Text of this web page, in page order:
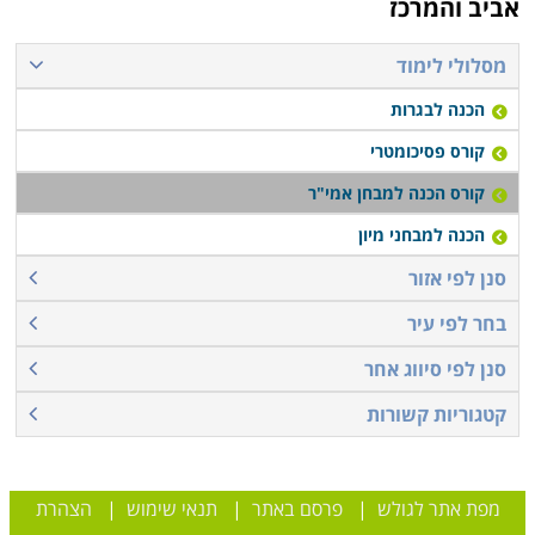
אביב והמרכז
מסלולי לימוד
הכנה לבגרות
קורס פסיכומטרי
קורס הכנה למבחן אמי"ר
הכנה למבחני מיון
סנן לפי אזור
בחר לפי עיר
סנן לפי סיווג אחר
קטגוריות קשורות
מפת אתר לגולש |פרסם באתר | תנאי שימוש | הצהרת